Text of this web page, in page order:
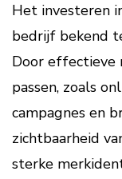
Het investeren
bedrijf bekend
Door effectieve
passen, zoals
campagnes en
zichtbaarheid
sterke